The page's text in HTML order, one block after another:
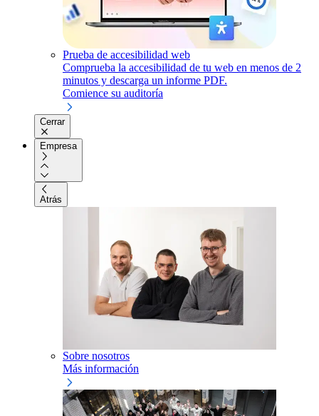
Prueba de accesibilidad web
Comprueba la accesibilidad de tu web en menos de 2
minutos y descarga un informe PDF.
Comience su auditoría
Cerrar
Empresa
Atrás
Sobre nosotros
Más información